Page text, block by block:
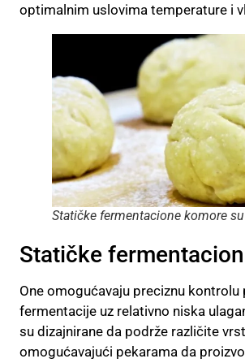
optimalnim uslovima temperature i
Statičke fermentacione komore
Statičke
One omogućavaju preciznu kontrolu
fermentacije uz relativno niska
su dizajnirane da podrže različite
omogućavajući pekarama da